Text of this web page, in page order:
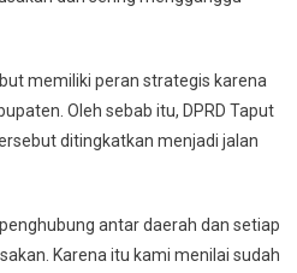
memiliki peran strategis karena
Oleh sebab itu, DPRD Taput
ditingkatkan menjadi jalan
antar daerah dan setiap
Karena itu kami menilai sudah